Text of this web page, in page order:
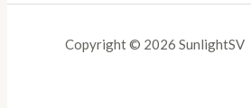
Copyright © 2026 SunlightSV